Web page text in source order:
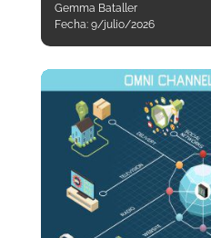
Gemma Bataller
Fecha: 9/julio/2026